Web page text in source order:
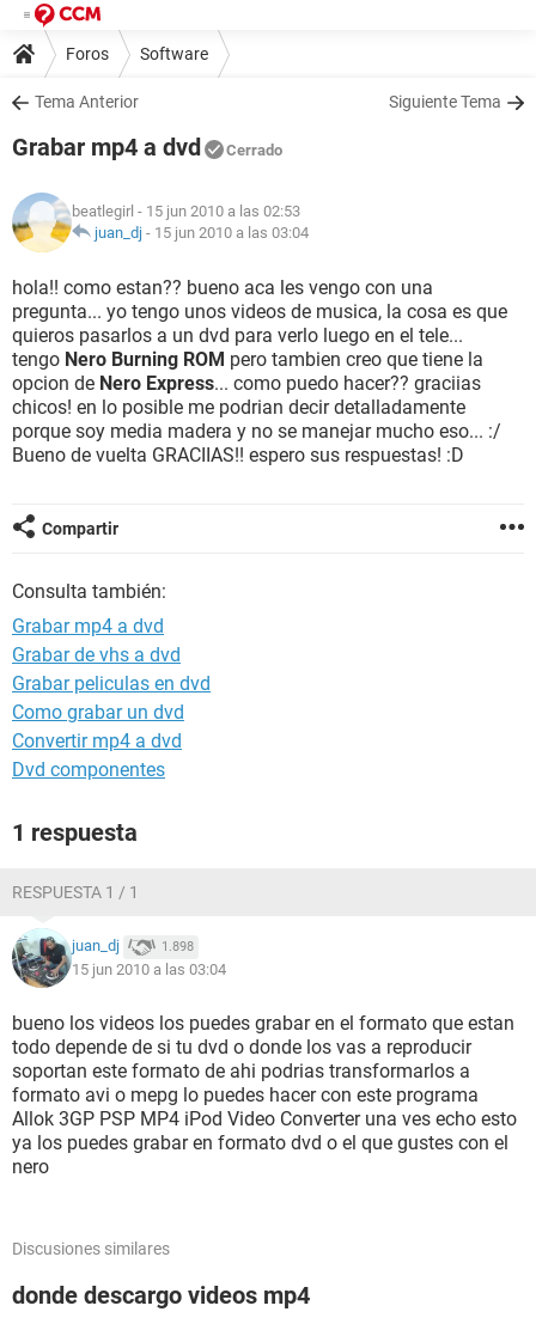
Foros Software
Tema Anterior Siguiente Tema
Grabar mp4 a dvd Cerrado
beatlegirl - 15 jun 2010 a las 02:53
juan_dj - 15 jun 2010 a las 03:04
hola!! como estan?? bueno aca les vengo con una
pregunta... yo tengo unos videos de musica, la cosa es que
quieros pasarlos a un dvd para verlo luego en el tele...
tengo Nero Burning ROM pero tambien creo que tiene la
opcion de Nero Express... como puedo hacer?? graciias
chicos! en lo posible me podrian decir detalladamente
porque soy media madera y no se manejar mucho eso... :/
Bueno de vuelta GRACIIAS!! espero sus respuestas! :D
Compartir
Consulta también:
Grabar mp4 a dvd
Grabar de vhs a dvd
Grabar peliculas en dvd
Como grabar un dvd
Convertir mp4 a dvd
Dvd componentes
1 respuesta
RESPUESTA 1 / 1
juan_dj 1.898
15 jun 2010 a las 03:04
bueno los videos los puedes grabar en el formato que estan
todo depende de si tu dvd o donde los vas a reproducir
soportan este formato de ahi podrias transformarlos a
formato avi o mepg lo puedes hacer con este programa
Allok 3GP PSP MP4 iPod Video Converter una ves echo esto
ya los puedes grabar en formato dvd o el que gustes con el
nero
Discusiones similares
donde descargo videos mp4